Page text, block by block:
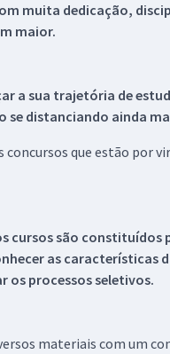
muita dedicação,
maior.
a sua trajetória de
se distanciando ainda
que estão por
cursos são
as características
os processos seletivos.
materiais com um